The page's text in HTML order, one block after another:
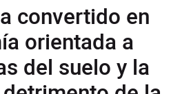
convertido en
orientada a
del suelo y la